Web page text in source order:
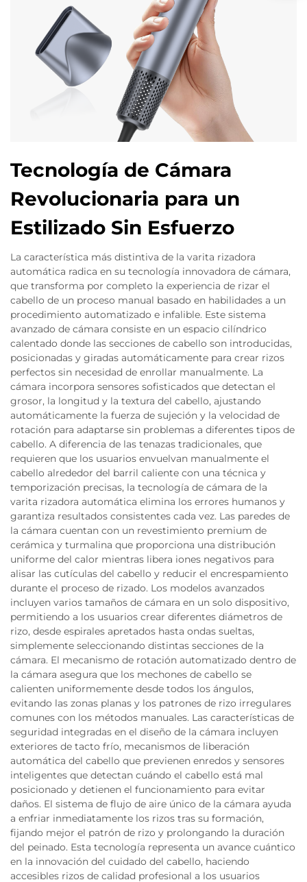
Tecnología de Cámara
Revolucionaria para un
Estilizado Sin Esfuerzo
La característica más distintiva de la varita rizadora
automática radica en su tecnología innovadora de cámara,
que transforma por completo la experiencia de rizar el
cabello de un proceso manual basado en habilidades a un
procedimiento automatizado e infalible. Este sistema
avanzado de cámara consiste en un espacio cilíndrico
calentado donde las secciones de cabello son introducidas,
posicionadas y giradas automáticamente para crear rizos
perfectos sin necesidad de enrollar manualmente. La
cámara incorpora sensores sofisticados que detectan el
grosor, la longitud y la textura del cabello, ajustando
automáticamente la fuerza de sujeción y la velocidad de
rotación para adaptarse sin problemas a diferentes tipos de
cabello. A diferencia de las tenazas tradicionales, que
requieren que los usuarios envuelvan manualmente el
cabello alrededor del barril caliente con una técnica y
temporización precisas, la tecnología de cámara de la
varita rizadora automática elimina los errores humanos y
garantiza resultados consistentes cada vez. Las paredes de
la cámara cuentan con un revestimiento premium de
cerámica y turmalina que proporciona una distribución
uniforme del calor mientras libera iones negativos para
alisar las cutículas del cabello y reducir el encrespamiento
durante el proceso de rizado. Los modelos avanzados
incluyen varios tamaños de cámara en un solo dispositivo,
permitiendo a los usuarios crear diferentes diámetros de
rizo, desde espirales apretados hasta ondas sueltas,
simplemente seleccionando distintas secciones de la
cámara. El mecanismo de rotación automatizado dentro de
la cámara asegura que los mechones de cabello se
calienten uniformemente desde todos los ángulos,
evitando las zonas planas y los patrones de rizo irregulares
comunes con los métodos manuales. Las características de
seguridad integradas en el diseño de la cámara incluyen
exteriores de tacto frío, mecanismos de liberación
automática del cabello que previenen enredos y sensores
inteligentes que detectan cuándo el cabello está mal
posicionado y detienen el funcionamiento para evitar
daños. El sistema de flujo de aire único de la cámara ayuda
a enfriar inmediatamente los rizos tras su formación,
fijando mejor el patrón de rizo y prolongando la duración
del peinado. Esta tecnología representa un avance cuántico
en la innovación del cuidado del cabello, haciendo
accesibles rizos de calidad profesional a los usuarios